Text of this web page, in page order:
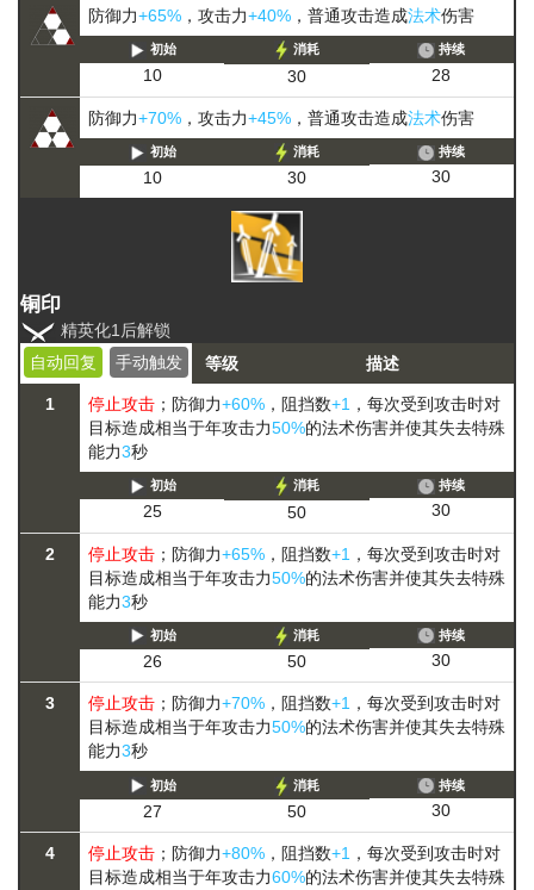
防御力+65% ，攻击力+40% ，普通攻击造成法术伤害
初始
10
消耗
30
持续
28
防御力+70% ，攻击力+45% ，普通攻击造成法术伤害
初始
10
消耗
30
持续
30
铜印
精英化1后解锁
自动回复
手动触发 等级 描述
1 停止攻击 ；防御力+60% ，阻挡数+1 ，每次受到攻击时对
目标造成相当于年攻击力50%的法术伤害并使其失去特殊
能力3秒
初始
25
消耗
50
持续
30
2 停止攻击 ；防御力+65% ，阻挡数+1 ，每次受到攻击时对
目标造成相当于年攻击力50%的法术伤害并使其失去特殊
能力3秒
初始
26
消耗
50
持续
30
3 停止攻击 ；防御力+70% ，阻挡数+1 ，每次受到攻击时对
目标造成相当于年攻击力50%的法术伤害并使其失去特殊
能力3秒
初始
27
消耗
50
持续
30
4 停止攻击 ；防御力+80% ，阻挡数+1 ，每次受到攻击时对
目标造成相当于年攻击力60%的法术伤害并使其失去特殊